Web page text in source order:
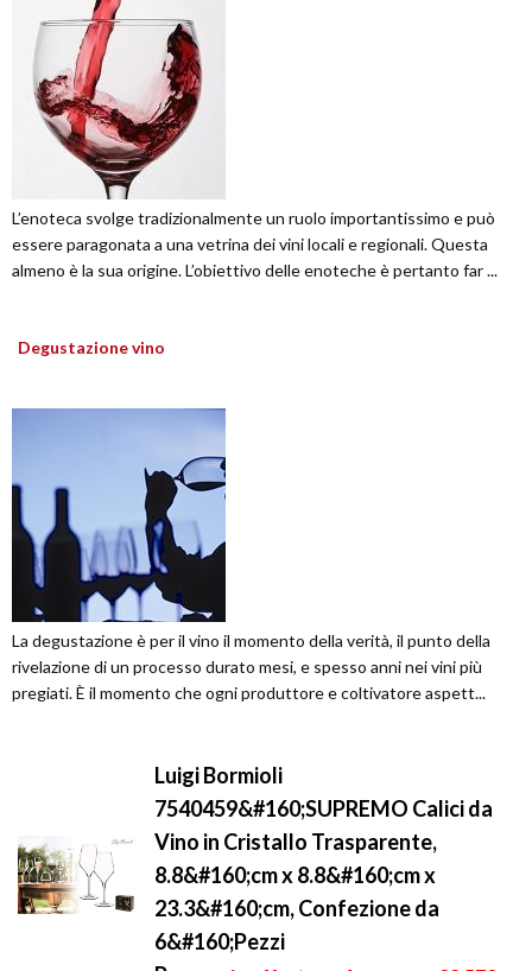
L’enoteca svolge tradizionalmente un ruolo importantissimo e può
essere paragonata a una vetrina dei vini locali e regionali. Questa
almeno è la sua origine. L’obiettivo delle enoteche è pertanto far ...
Degustazione vino
La degustazione è per il vino il momento della verità, il punto della
rivelazione di un processo durato mesi, e spesso anni nei vini più
pregiati. È il momento che ogni produttore e coltivatore aspett...
Luigi Bormioli
7540459&#160;SUPREMO Calici da
Vino in Cristallo Trasparente,
8.8&#160;cm x 8.8&#160;cm x
23.3&#160;cm, Confezione da
6&#160;Pezzi